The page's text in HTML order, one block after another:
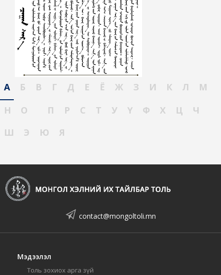
А Б В Г Д Е Ё Ж З И К Л
М
Н
О П Р С Т У Ү Ф Х Ц
Ч
Ш
Э Ю Я
contact@mongoltoli.mn
Мэдээлэл
Толь зохиох арга зүй